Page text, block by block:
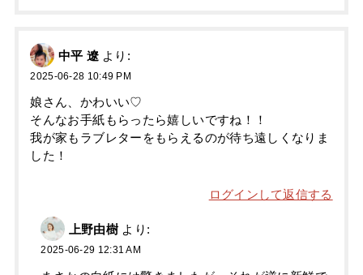
中平 遼 より:
2025-06-28 10:49 PM
娘さん、かわいい♡
そんなお手紙もらったら嬉しいですね！！
我が家もラブレターをもらえるのが待ち遠しくなりま
した！
ログインして返信する
上野由樹 より:
2025-06-29 12:31 AM